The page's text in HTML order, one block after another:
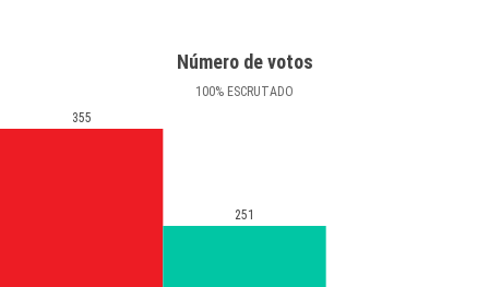
Número de votos
100% ESCRUTADO
355
251